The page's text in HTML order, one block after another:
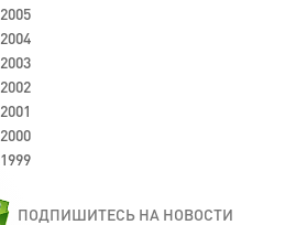
2005
2004
2003
2002
2001
2000
1999
ПОДПИШИТЕСЬ НА НОВОСТИ